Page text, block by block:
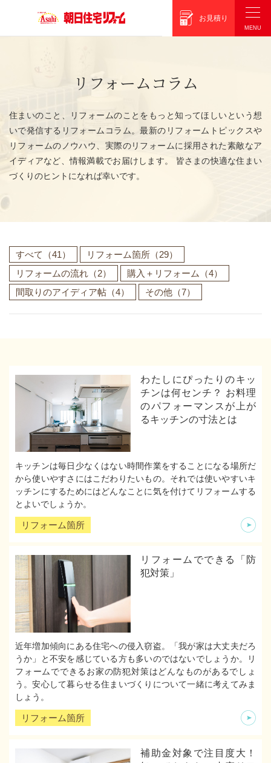
お見積り
リフォームコラム
住まいのこと、リフォームのことをもっと知ってほしいという想
いで発信するリフォームコラム。最新のリフォームトピックスや
リフォームのノウハウ、実際のリフォームに採用された素敵なア
イディアなど、情報満載でお届けします。 皆さまの快適な住まい
づくりのヒントになれば幸いです。
すべて （41） リフォーム箇所 （29）
リフォームの流れ （2） 購入＋リフォーム
（4）
間取りのアイディア帖 （4） その他 （7）
わたしにぴったりのキッ
チンは何センチ？ お料理
のパフォーマンスが上が
るキッチンの寸法とは
キッチンは毎日少なくはない時間作業をすることになる場所だ
から使いやすさにはこだわりたいもの。それでは使いやすいキ
ッチンにするためにはどんなことに気を付けてリフォームする
とよいでしょうか。
リフォーム箇所
リフォームでできる「防
犯対策」
近年増加傾向にある住宅への侵入窃盗。「我が家は大丈夫だろ
うか」と不安を感じている方も多いのではないでしょうか。リ
フォームでできるお家の防犯対策はどんなものがあるでしょ
う。安心して暮らせる住まいづくりについて一緒に考えてみま
しょう。
リフォーム箇所
補助金対象で注目度大！